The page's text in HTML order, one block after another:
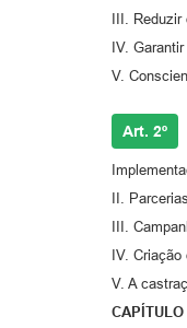
III. Reduzir
IV.
V.
Art. 2º
II.
III.
IV.
V. A